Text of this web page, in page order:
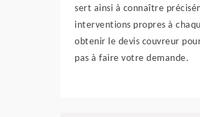
sert ainsi à connaître
interventions propres à
obtenir le devis couvreur
pas à faire votre demande.